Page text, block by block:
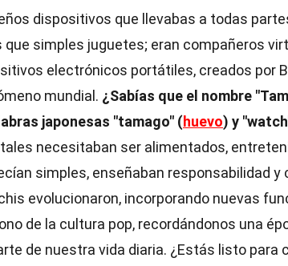
dispositivos que llevabas a todas
que simples juguetes; eran compañeros
electrónicos portátiles, creados por
mundial. ¿Sabías que el nombre
japonesas "tamago" (huevo) y
necesitaban ser alimentados,
simples, enseñaban responsabilidad y
evolucionaron, incorporando nuevas
de la cultura pop, recordándonos una
de nuestra vida diaria. ¿Estás listo para